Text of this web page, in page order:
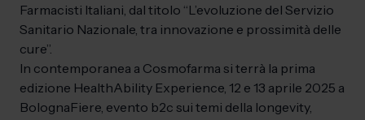
Farmacisti Italiani, dal titolo “L’evoluzione del Servizio
Sanitario Nazionale, tra innovazione e prossimità delle
cure”.
In contemporanea a Cosmofarma si terrà la prima
edizione HealthAbility Experience, 12 e 13 aprile 2025 a
BolognaFiere, evento b2c sui temi della longevity,